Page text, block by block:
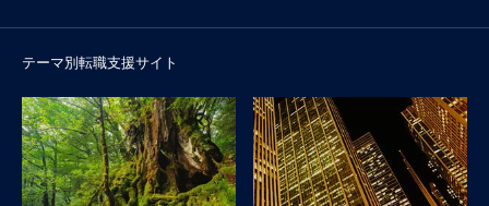
テーマ別転職支援サイト